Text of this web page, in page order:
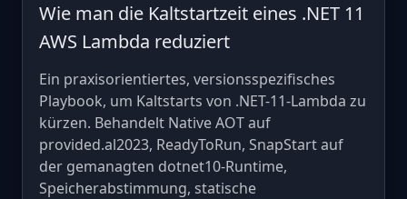
Wie man die Kaltstartzeit eines .NET 11
AWS Lambda reduziert
Ein praxisorientiertes, versionsspezifisches
Playbook, um Kaltstarts von .NET-11-Lambda zu
kürzen. Behandelt Native AOT auf
provided.al2023, ReadyToRun, SnapStart auf
der gemanagten dotnet10-Runtime,
Speicherabstimmung, statische